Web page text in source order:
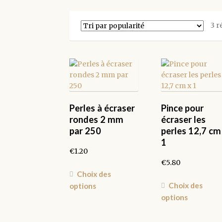
3
Perles à écraser
rondes 2 mm
par 250
€1.20
Choix des
options
produit
Pince pour
écraser les
perles 12,7
1
€5.80
Choix des
options